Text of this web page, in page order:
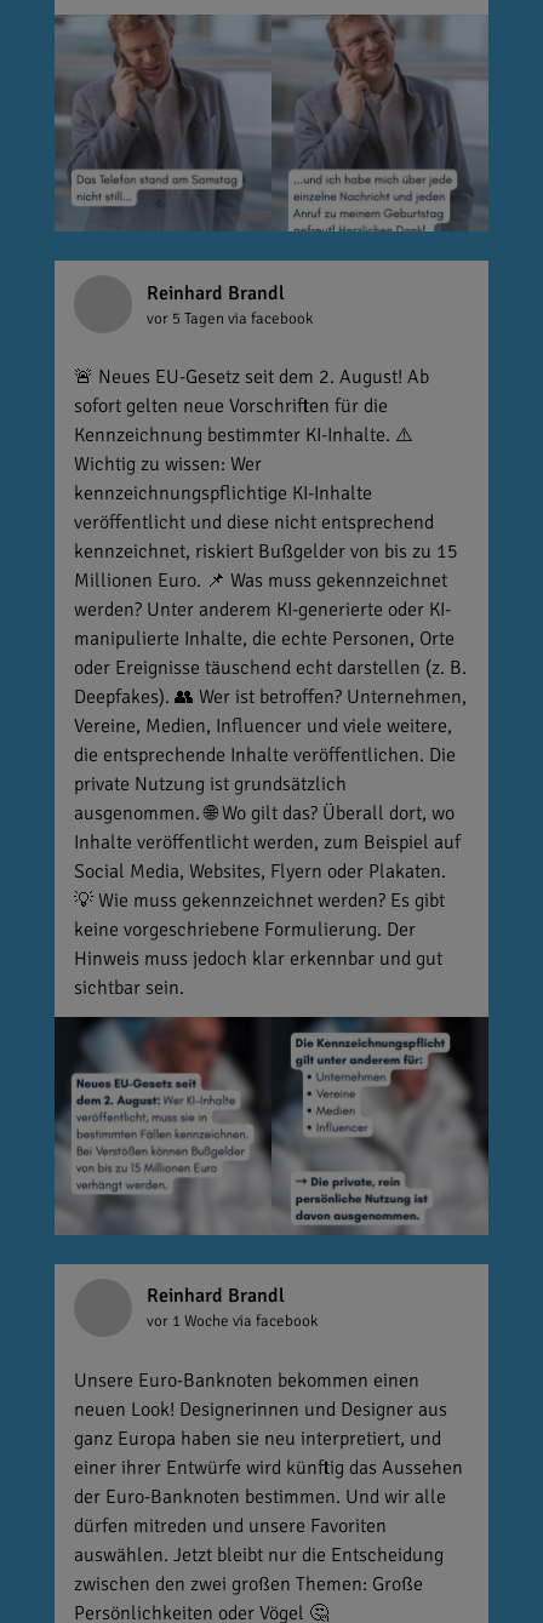
Reinhard Brandl
vor 5 Tagen via facebook
🚨 Neues EU-Gesetz seit dem 2. August! Ab
sofort gelten neue Vorschriften für die
Kennzeichnung bestimmter KI-Inhalte. ⚠️
Wichtig zu wissen: Wer
kennzeichnungspflichtige KI-Inhalte
veröffentlicht und diese nicht entsprechend
kennzeichnet, riskiert Bußgelder von bis zu 15
Millionen Euro. 📌 Was muss gekennzeichnet
werden? Unter anderem KI-generierte oder KI-
manipulierte Inhalte, die echte Personen, Orte
oder Ereignisse täuschend echt darstellen (z. B.
Deepfakes). 👥 Wer ist betroffen? Unternehmen,
Vereine, Medien, Influencer und viele weitere,
die entsprechende Inhalte veröffentlichen. Die
private Nutzung ist grundsätzlich
ausgenommen. 🌐 Wo gilt das? Überall dort, wo
Inhalte veröffentlicht werden, zum Beispiel auf
Social Media, Websites, Flyern oder Plakaten.
💡 Wie muss gekennzeichnet werden? Es gibt
keine vorgeschriebene Formulierung. Der
Hinweis muss jedoch klar erkennbar und gut
sichtbar sein.
Reinhard Brandl
vor 1 Woche via facebook
Unsere Euro-Banknoten bekommen einen
neuen Look! Designerinnen und Designer aus
ganz Europa haben sie neu interpretiert, und
einer ihrer Entwürfe wird künftig das Aussehen
der Euro-Banknoten bestimmen. Und wir alle
dürfen mitreden und unsere Favoriten
auswählen. Jetzt bleibt nur die Entscheidung
zwischen den zwei großen Themen: Große
Persönlichkeiten oder Vögel 🤔